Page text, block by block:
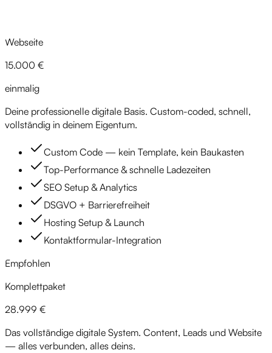
Webseite
15.000 €
einmalig
Deine professionelle digitale Basis. Custom-coded, schnell,
vollständig in deinem Eigentum.
Custom Code — kein Template, kein Baukasten
Top-Performance & schnelle Ladezeiten
SEO Setup & Analytics
DSGVO + Barrierefreiheit
Hosting Setup & Launch
Kontaktformular-Integration
Empfohlen
Komplettpaket
28.999 €
Das vollständige digitale System. Content, Leads und Website
— alles verbunden, alles deins.